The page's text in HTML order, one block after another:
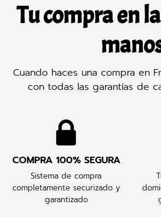
Tu compra en
Cuando haces una compra en
con todas las garantías de
COMPRA 100% SEGURA
Sistema de compra
completamente securizado y
garantizado